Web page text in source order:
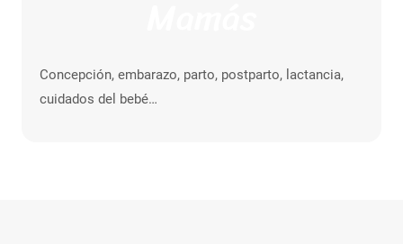
Concepción, embarazo, parto, postparto, lactancia,
cuidados del bebé…